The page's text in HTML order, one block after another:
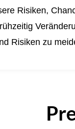
Risiken,
Risiken zu